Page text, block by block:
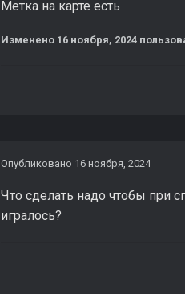
Метка на карте есть
Изменено 16 ноября, 2024
Опубликовано 16 ноября, 2024
Что сделать надо чтобы при
игралось?